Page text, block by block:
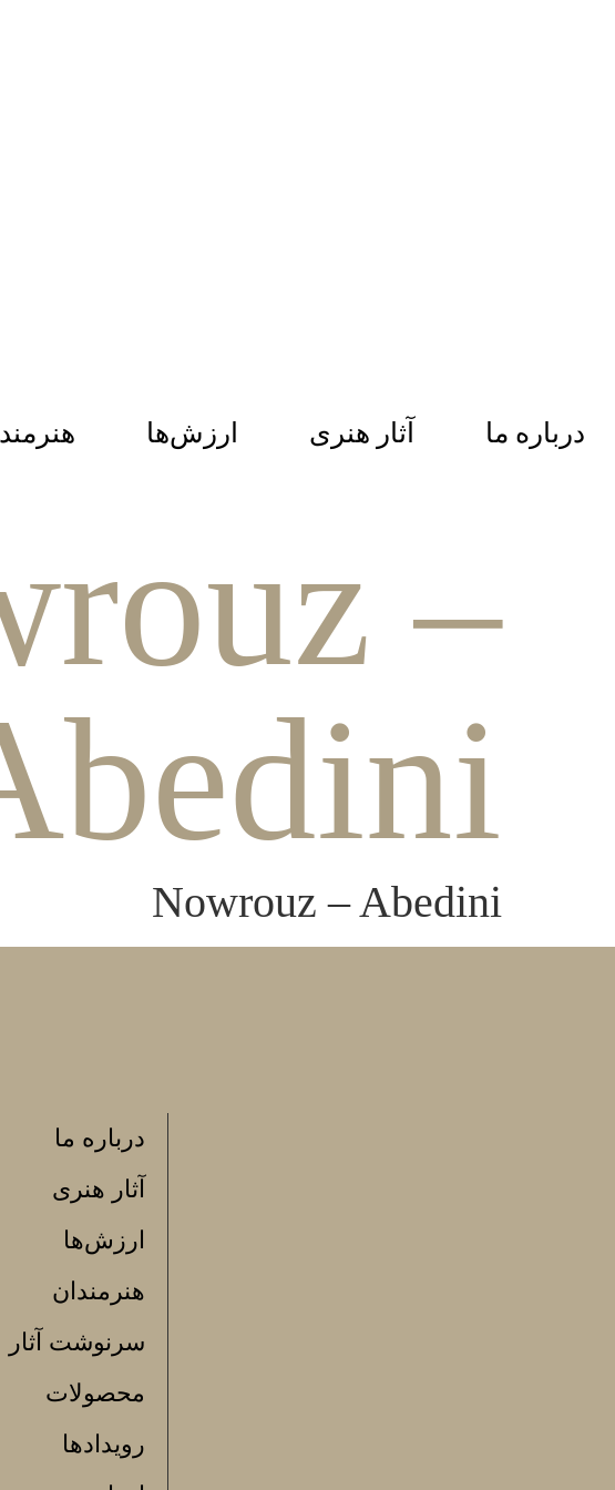
درباره ما
آثار هنری ارزش‌ها
–
Nowrouz – Abedini
درباره ما
آثار هنری
ارزش‌ها
هنرمندان
سرنوشت آثار
محصولات
رویدادها